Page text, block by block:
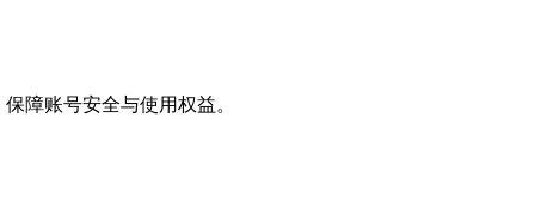
障账号安全与使用权益。